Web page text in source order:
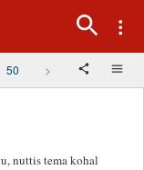
50 >
nuttis tema kohal